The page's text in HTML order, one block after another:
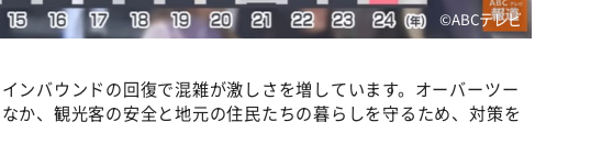
©ABCテレビ
ンバウンドの回復で混雑が激しさを増しています。オーバーツー
か、観光客の安全と地元の住民たちの暮らしを守るため、対策を